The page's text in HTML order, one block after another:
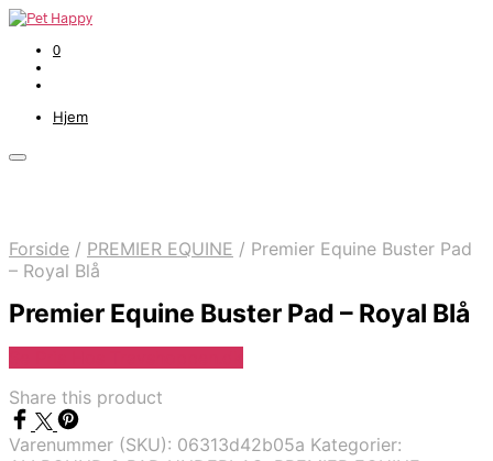
0
Hjem
Forside / PREMIER EQUINE / Premier Equine Buster Pad
– Royal Blå
Premier Equine Buster Pad – Royal Blå
Share this product
Varenummer (SKU): 06313d42b05a Kategorier: